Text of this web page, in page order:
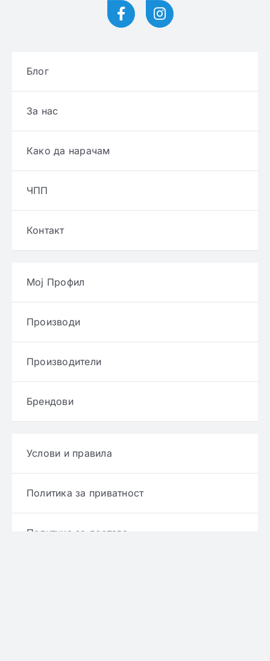
Блог
За нас
Како да нарачам
ЧПП
Контакт
Мој Профил
Производи
Производители
Брендови
Услови и правила
Политика за приватност
Политика за достава